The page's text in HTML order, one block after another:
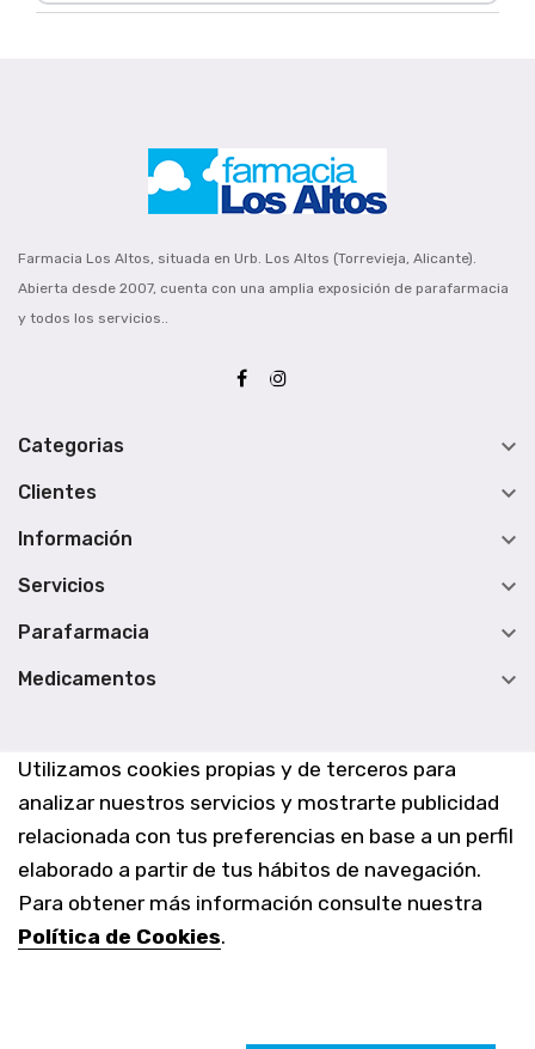
Utilizamos cookies propias y de terceros para
analizar nuestros servicios y mostrarte publicidad
relacionada con tus preferencias en base a un perfil
elaborado a partir de tus hábitos de navegación.
Para obtener más información consulte nuestra
Política de Cookies.
Farmacia Los Altos, situada en Urb. Los Altos (Torrevieja, Alicante).
Abierta desde 2007, cuenta con una amplia exposición de parafarmacia
y todos los servicios..
Categorias 
Clientes 
Información 
Servicios 
Parafarmacia 
Medicamentos 